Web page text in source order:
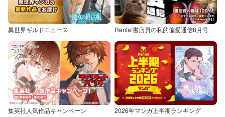
異世界ギルドニュース Renta!書店員の私的偏愛通信8月号
集英社人気作品キャンペーン 2026年マンガ上半期ランキング